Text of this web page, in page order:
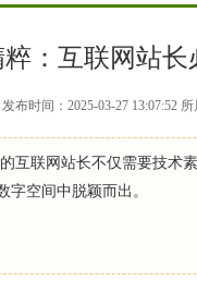
：互联网站
发布时间：2025-03-27 13:07:52
互联网站长不仅需要技术
空间中脱颖而出。